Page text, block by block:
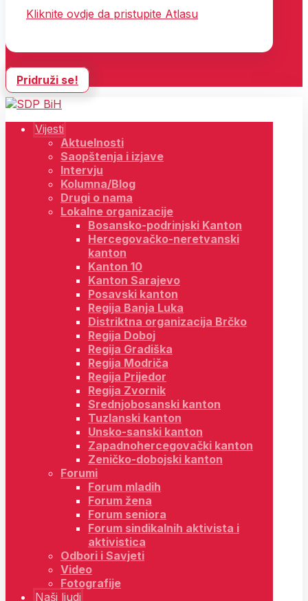
Kliknite ovdje da pristupite Atlasu
Pridruži se!
Vijesti
Aktuelnosti
Saopštenja i izjave
Intervju
Kolumna/Blog
Drugi o nama
Lokalne organizacije
Bosansko-podrinjski Kanton
Hercegovačko-neretvanski
kanton
Kanton 10
Kanton Sarajevo
Posavski kanton
Regija Banja Luka
Distriktna organizacija Brčko
Regija Doboj
Regija Gradiška
Regija Modriča
Regija Prijedor
Regija Zvornik
Srednjobosanski kanton
Tuzlanski kanton
Unsko-sanski kanton
Zapadnohercegovački kanton
Zeničko-dobojski kanton
Forumi
Forum mladih
Forum žena
Forum seniora
Forum sindikalnih aktivista i
aktivistica
Odbori i Savjeti
Video
Fotografije
Naši ljudi